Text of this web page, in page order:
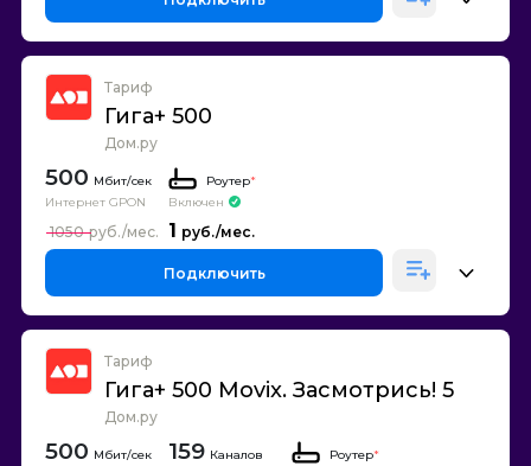
Тариф
Гига+ 500
Дом.ру
500
Интернет GPON
Роутер*
Включен
1
1050
Подключить
Тариф
Гига+ 500 Movix. Засмотрись! 5
Дом.ру
500 159 Каналов
Роутер*